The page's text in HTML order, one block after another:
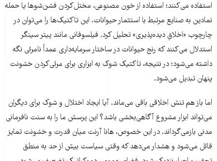
استفاده می‌کنند؛ استفاده از خون مصنوعی، مختل‌کردن فشن‌شوها یا حمله
نمادین به صنایع مرتبط با استثمار حیوانات. این تاکتیک‌ها را می‌توان در
چارچوب «اخلاقِ دیده‌پذیری» تحلیل کرد. فیلسوفانی مانند پیتر سینگر
استدلال می‌کنند که رنج حیوانات در ساختار سرمایه‌داری عمداً نامرئی نگه
داشته می‌شود؛ در نتیجه، تاکتیک شوک به ابزاری برای مرئی‌کردن خشونت
پنهان تبدیل می‌شود.
اما باز هم تنش اخلاقی باقی می‌ماند. آیا ایجاد اختلال و شوک برای دیگران
می‌تواند ابزار مشروع آگاهی‌بخشی باشد؟ این پرسش ما را به سنت نافرمانی
مدنی بازمی‌گرداند. در این خصوص، هانا آرنت میان قدرت و خشونت تمایز
قائل می‌شود و هشدار می‌دهد که وقتی سیاست بیش از حد به منطق